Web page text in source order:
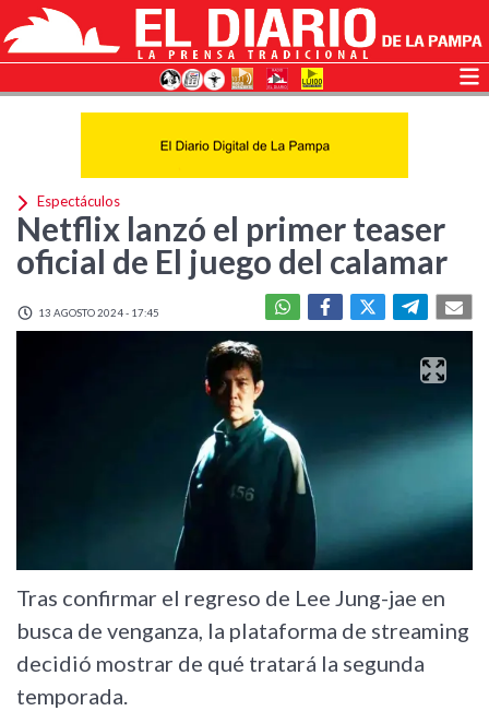
Espectáculos
Netflix lanzó el primer teaser
oficial de El juego del calamar
13 AGOSTO 2024 - 17:45
Tras confirmar el regreso de Lee Jung-jae en
busca de venganza, la plataforma de streaming
decidió mostrar de qué tratará la segunda
temporada.